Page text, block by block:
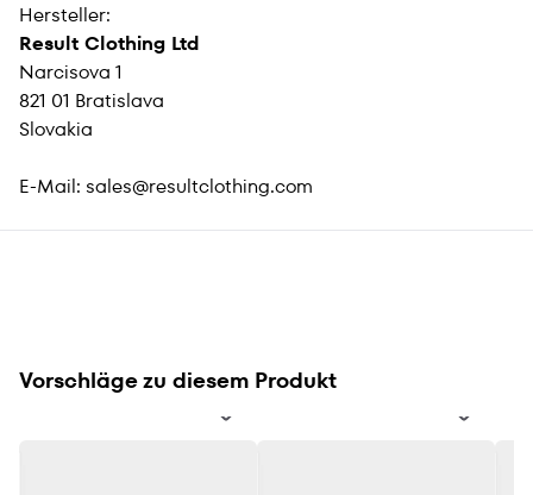
Hersteller:
Result Clothing Ltd
Narcisova 1
821 01 Bratislava
Slovakia
E-Mail: sales@resultclothing.com
Vorschläge zu diesem Produkt